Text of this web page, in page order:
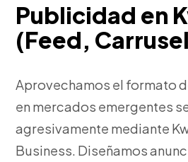
Publicidad en
(Feed,
Aprovechamos el formato
en mercados emergentes
agresivamente mediante
Business. Diseñamos